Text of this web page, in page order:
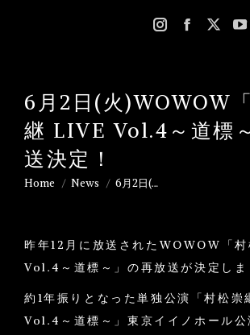
Instagram
in
new
Facebook
in
new
X
in
new
in
6月2日(火)WOWOW
継 LIVE Vol.4～道標
送決定！
You are here:
Home News 6月2日(…
昨年12月に放送されたWOWOW「
Vol.4～道標～」の再放送が決定しま
約1年振りとなった単独公演「村松
Vol.4～道標～」東京イイノホール公